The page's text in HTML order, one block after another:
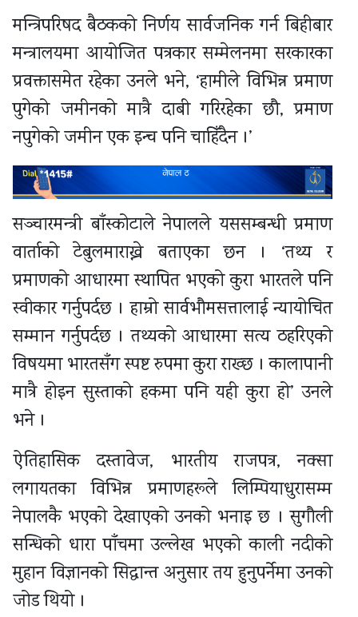
मन्त्रिपरिषद बैठकको निर्णय सार्वजनिक गर्न बिहीबार
मन्त्रालयमा आयोजित पत्रकार सम्मेलनमा सरकारका
प्रवक्तासमेत रहेका उनले भने, ‘हामीले विभिन्न प्रमाण
पुगेको जमीनको मात्रै दाबी गरिरहेका छौ, प्रमाण
नपुगेको जमीन एक इन्च पनि चाहिँदैन ।’
सञ्चारमन्त्री बाँस्कोटाले नेपालले यससम्बन्धी प्रमाण
वार्ताको टेबुलमाराख्ने बताएका छन । ‘तथ्य र
प्रमाणको आधारमा स्थापित भएको कुरा भारतले पनि
स्वीकार गर्नुपर्दछ । हाम्रो सार्वभौमसत्तालाई न्यायोचित
सम्मान गर्नुपर्दछ । तथ्यको आधारमा सत्य ठहरिएको
विषयमा भारतसँग स्पष्ट रुपमा कुरा राख्छ । कालापानी
मात्रै होइन सुस्ताको हकमा पनि यही कुरा हो’ उनले
भने ।
ऐतिहासिक दस्तावेज, भारतीय राजपत्र, नक्सा
लगायतका विभिन्न प्रमाणहरूले लिम्पियाधुरासम्म
नेपालकै भएको देखाएको उनको भनाइ छ । सुगौली
सन्धिको धारा पाँचमा उल्लेख भएको काली नदीको
मुहान विज्ञानको सिद्धान्त अनुसार तय हुनुपर्नेमा उनको
जोड थियो ।